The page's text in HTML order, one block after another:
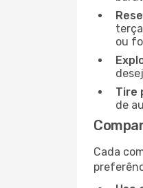
ou
Tire
de
Cada